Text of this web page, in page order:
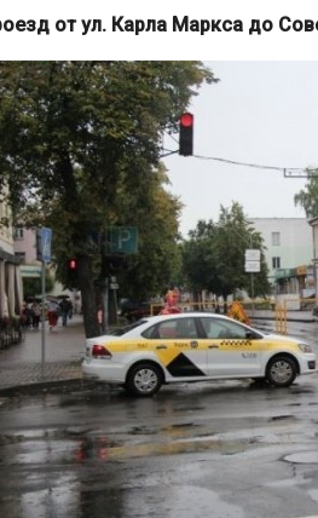
от ул. Карла Маркса до